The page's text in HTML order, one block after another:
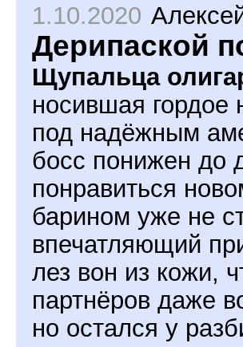
1.10.2020
Дерипаской
Щупальца
носившая гордое
под надёжным
босс понижен до
понравиться
барином уже не
впечатляющий
лез вон из кожи,
партнёров даже
но остался у